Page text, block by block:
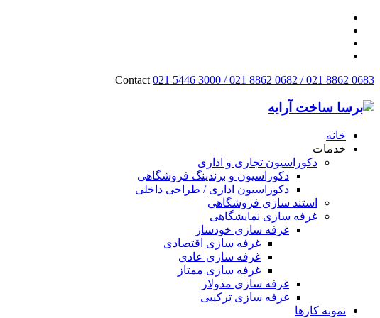
Contact 021 5446 3000 / 021 8862 0682 / 021 8862 0683
خانه
خدمات
دکوراسیون تجاری و اداری
دکوراسیون و برندینگ فروشگاهی
دکوراسیون اداری / طراحی داخلی
استند سازی فروشگاهی
غرفه سازی نمایشگاهی
غرفه سازی خودساز
غرفه سازی اقتصادی
غرفه سازی عادی
غرفه سازی ممتاز
غرفه سازی مدولار
غرفه سازی ترکیبی
نمونه کارها